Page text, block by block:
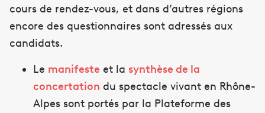
cours de rendez-vous, et dans d’autres régions
encore des questionnaires sont adressés aux
candidats.
Le manifeste et la synthèse de la
concertation du spectacle vivant en Rhône-
Alpes sont portés par la Plateforme des